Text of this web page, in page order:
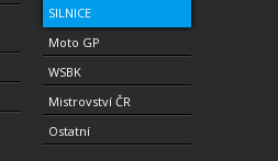
SILNICE
Moto GP
WSBK
Mistrovství ČR
Ostatní